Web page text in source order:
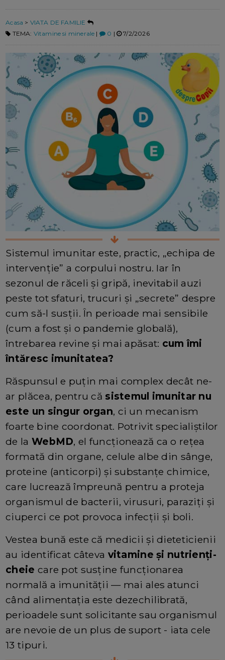
Acasa > VIATA DE FAMILIE
TEMA: Vitamine si minerale | 0 | 7/2/2026
Sistemul imunitar este, practic, „echipa de
intervenție” a corpului nostru. Iar în
sezonul de răceli și gripă, inevitabil auzi
peste tot sfaturi, trucuri și „secrete” despre
cum să-l susții. În perioade mai sensibile
(cum a fost și o pandemie globală),
întrebarea revine și mai apăsat: cum îmi
întăresc imunitatea?
Răspunsul e puțin mai complex decât ne-
ar plăcea, pentru că sistemul imunitar nu
este un singur organ, ci un mecanism
foarte bine coordonat. Potrivit specialiștilor
de la WebMD, el funcționează ca o rețea
formată din organe, celule albe din sânge,
proteine (anticorpi) și substanțe chimice,
care lucrează împreună pentru a proteja
organismul de bacterii, virusuri, paraziți și
ciuperci ce pot provoca infecții și boli.
Vestea bună este că medicii și dieteticienii
au identificat câteva vitamine și nutrienți-
cheie care pot susține funcționarea
normală a imunității — mai ales atunci
când alimentația este dezechilibrată,
perioadele sunt solicitante sau organismul
are nevoie de un plus de suport - iata cele
13 tipuri.